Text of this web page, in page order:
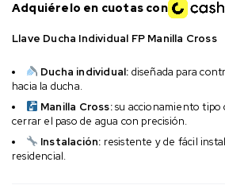
Llave Ducha Individual FP Manilla Cross
Ducha individual: diseñada para
hacia la ducha.
Manilla Cross:su accionamiento tipo
cerrar el paso de agua con precisión.
Instalación: resistente y de fácil
residencial.
Adquiérelo en cuotas con